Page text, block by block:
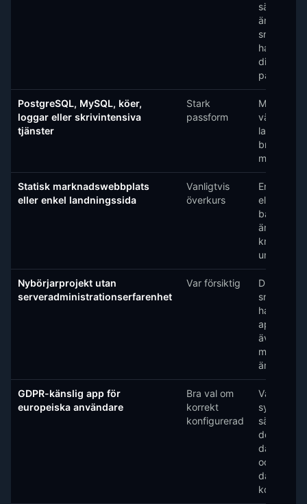
är enkel
snabb om
hantera
patchar.
PostgreSQL, MySQL, köer,
loggar eller skrivintensiva
tjänster
Stark
passform
MaxIOPS
värdefullt
bromsar
mer än
Statisk marknadswebbplats
eller enkel landningssida
Vanligtvis
överkurs
En statisk
eller CDN-
baserad
är
kräver
underhåll.
Nybörjarprojekt utan
serveradministrationserfarenhet
Var försiktig
Du kan
snabbare
hanterad
även om
är högre.
GDPR-känslig app för
europeiska användare
Bra val om
korrekt
konfigurerad
Välj en
och håll